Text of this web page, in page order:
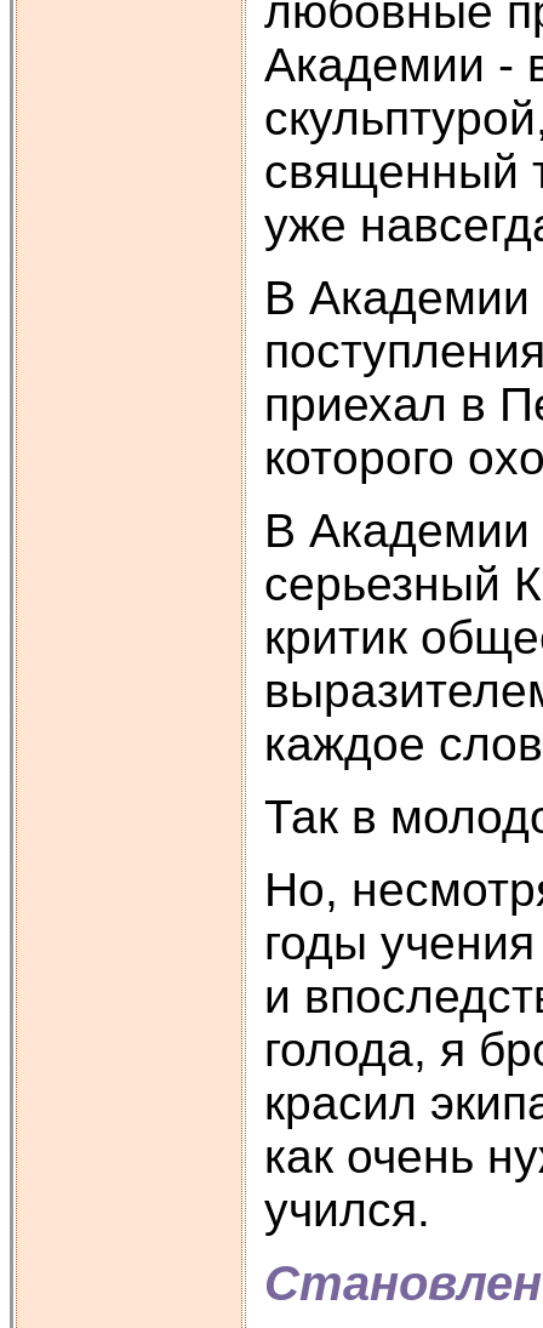
любовные
Академии -
священный
уже
В Академии
приехал в
которого
В Академии
серьезный
критик
каждое
Так в
Но,
годы
и
голода, я
красил
как очень
учился.